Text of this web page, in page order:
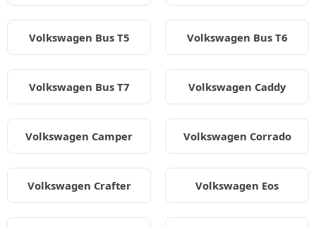
Volkswagen Bus T5 Volkswagen Bus T6
Volkswagen Bus T7 Volkswagen Caddy
Volkswagen Camper Volkswagen Corrado
Volkswagen Crafter Volkswagen Eos